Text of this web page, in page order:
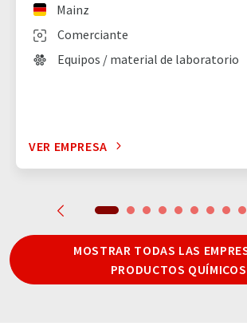
Comerciante
Mainz
Equipos / material de laboratorio
VER EMPRESA
MOSTRAR TODAS LAS
PRODUCTOS QUÍMICOS